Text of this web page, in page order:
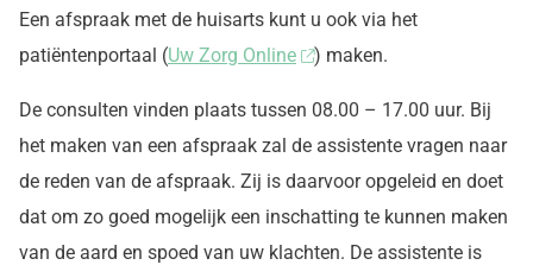
Een afspraak met de huisarts kunt u ook via het
patiëntenportaal (Uw Zorg Online ) maken.
De consulten vinden plaats tussen 08.00 – 17.00 uur. Bij
het maken van een afspraak zal de assistente vragen naar
de reden van de afspraak. Zij is daarvoor opgeleid en doet
dat om zo goed mogelijk een inschatting te kunnen maken
van de aard en spoed van uw klachten. De assistente is